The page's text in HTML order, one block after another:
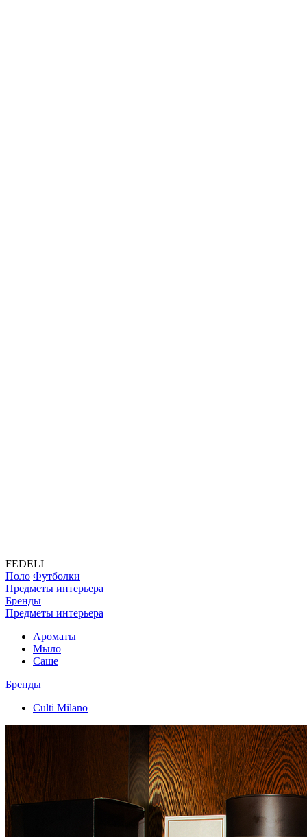
FEDELI
Поло Футболки
Предметы интерьера
Бренды
Предметы интерьера
Ароматы
Мыло
Саше
Бренды
Culti Milano